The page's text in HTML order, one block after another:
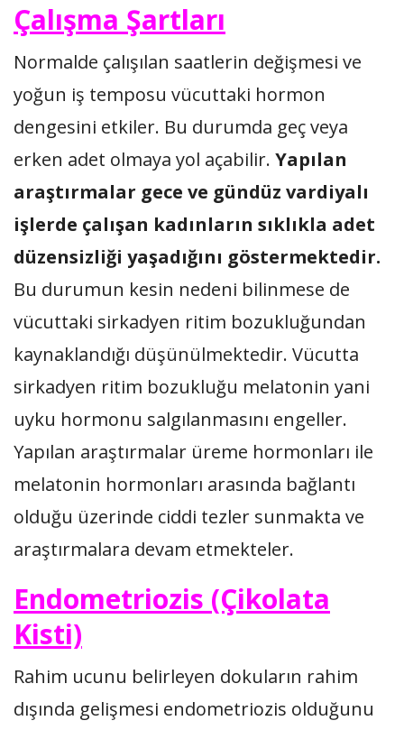
Çalışma Şartları
Normalde çalışılan saatlerin değişmesi ve
yoğun iş temposu vücuttaki hormon
dengesini etkiler. Bu durumda geç veya
erken adet olmaya yol açabilir. Yapılan
araştırmalar gece ve gündüz vardiyalı
işlerde çalışan kadınların sıklıkla adet
düzensizliği yaşadığını göstermektedir.
Bu durumun kesin nedeni bilinmese de
vücuttaki sirkadyen ritim bozukluğundan
kaynaklandığı düşünülmektedir. Vücutta
sirkadyen ritim bozukluğu melatonin yani
uyku hormonu salgılanmasını engeller.
Yapılan araştırmalar üreme hormonları ile
melatonin hormonları arasında bağlantı
olduğu üzerinde ciddi tezler sunmakta ve
araştırmalara devam etmekteler.
Endometriozis (Çikolata
Kisti)
Rahim ucunu belirleyen dokuların rahim
dışında gelişmesi endometriozis olduğunu